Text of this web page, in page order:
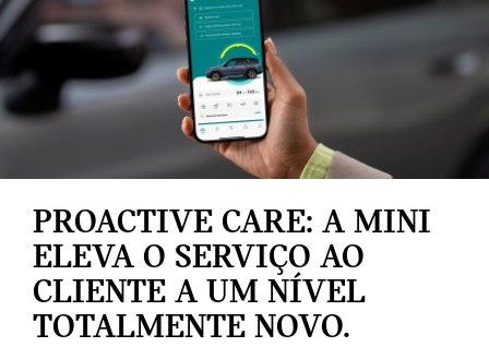
PROACTIVE CARE: A MINI
ELEVA O SERVIÇO AO
CLIENTE A UM NÍVEL
TOTALMENTE NOVO.